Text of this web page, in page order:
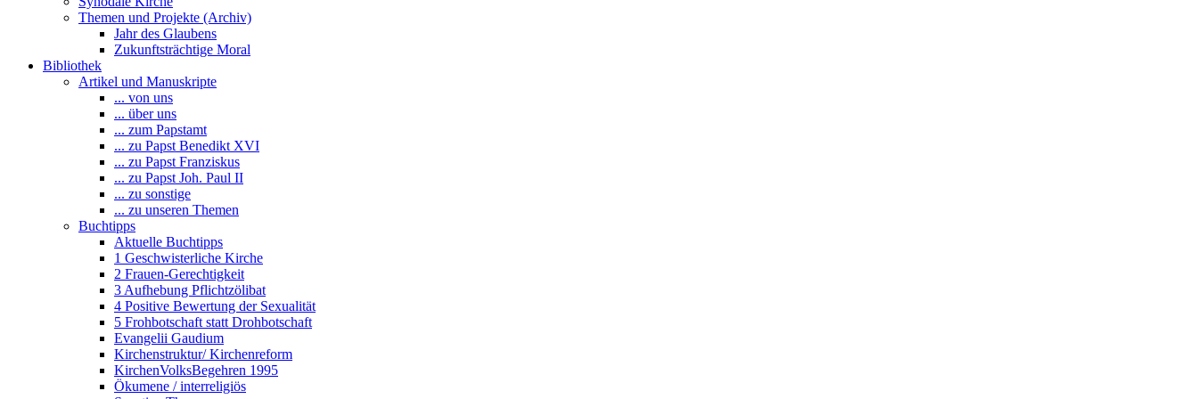
Themen und Projekte (Archiv)
Jahr des Glaubens
Zukunftsträchtige Moral
Bibliothek
Artikel und Manuskripte
... von uns
... über uns
... zum Papstamt
... zu Papst Benedikt XVI
... zu Papst Franziskus
... zu Papst Joh. Paul II
... zu sonstige
... zu unseren Themen
Buchtipps
Aktuelle Buchtipps
1 Geschwisterliche Kirche
2 Frauen-Gerechtigkeit
3 Aufhebung Pflichtzölibat
4 Positive Bewertung der Sexualität
5 Frohbotschaft statt Drohbotschaft
Evangelii Gaudium
Kirchenstruktur/ Kirchenreform
KirchenVolksBegehren 1995
Ökumene / interreligiös